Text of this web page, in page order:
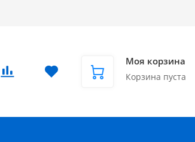
Моя корзина
Корзина пуста